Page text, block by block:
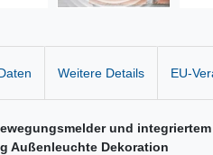
Weitere Details EU-
und
Außenleuchte Dekoration